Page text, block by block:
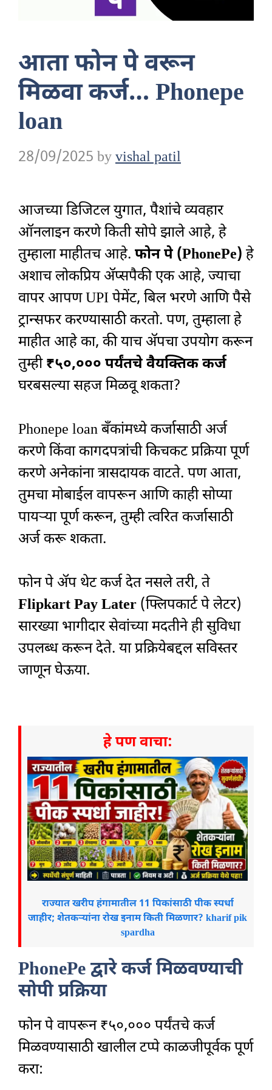
आता फोन पे वरून
मिळवा कर्ज… Phonepe
loan
28/09/2025 byvishal patil
आजच्या डिजिटल युगात, पैशांचे व्यवहार
ऑनलाइन करणे किती सोपे झाले आहे, हे
तुम्हाला माहीतच आहे. फोन पे (PhonePe) हे
अशाच लोकप्रिय ॲप्सपैकी एक आहे, ज्याचा
वापर आपण UPI पेमेंट, बिल भरणे आणि पैसे
ट्रान्सफर करण्यासाठी करतो. पण, तुम्हाला हे
माहीत आहे का, की याच ॲपचा उपयोग करून
तुम्ही₹५०,००० पर्यंतचे वैयक्तिक कर्ज
घरबसल्या सहज मिळवू शकता?
Phonepe loan बँकांमध्ये कर्जासाठी अर्ज
करणे किंवा कागदपत्रांची किचकट प्रक्रिया पूर्ण
करणे अनेकांना त्रासदायक वाटते. पण आता,
तुमचा मोबाईल वापरून आणि काही सोप्या
पायऱ्या पूर्ण करून, तुम्ही त्वरित कर्जासाठी
अर्ज करू शकता.
फोन पे ॲप थेट कर्ज देत नसले तरी, ते
Flipkart Pay Later (फ्लिपकार्ट पे लेटर)
सारख्या भागीदार सेवांच्या मदतीने ही सुविधा
उपलब्ध करून देते. या प्रक्रियेबद्दल सविस्तर
जाणून घेऊया.
हे पण वाचा:
राज्यात खरीप हंगामातील 11 पिकांसाठी पीक स्पर्धा
जाहीर; शेतकऱ्यांना रोख इनाम किती मिळणार? kharif pik
spardha
PhonePe द्वारे कर्ज मिळवण्याची
सोपी प्रक्रिया
फोन पे वापरून ₹५०,००० पर्यंतचे कर्ज
मिळवण्यासाठी खालील टप्पे काळजीपूर्वक पूर्ण
करा: